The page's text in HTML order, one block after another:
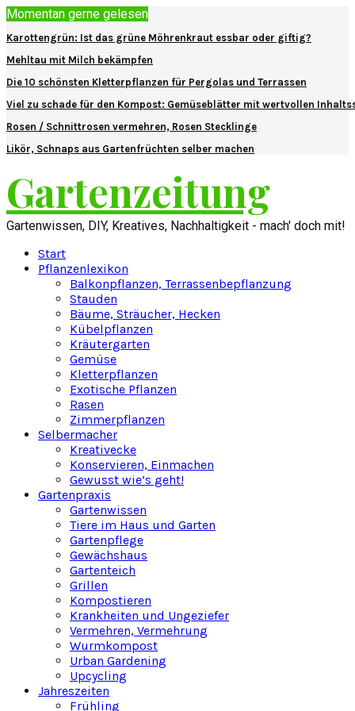
Momentan gerne gelesen
Karottengrün: Ist das grüne Möhrenkraut essbar oder giftig?
Mehltau mit Milch bekämpfen
Die 10 schönsten Kletterpflanzen für Pergolas und Terrassen
Viel zu schade für den Kompost: Gemüseblätter mit wertvollen
Rosen / Schnittrosen vermehren, Rosen Stecklinge
Likör, Schnaps aus Gartenfrüchten selber machen
Gartenzeitung
Gartenwissen, DIY, Kreatives, Nachhaltigkeit - mach' doch mit!
Start
Pflanzenlexikon
Balkonpflanzen, Terrassenbepflanzung
Stauden
Bäume, Sträucher, Hecken
Kübelpflanzen
Kräutergarten
Gemüse
Kletterpflanzen
Exotische Pflanzen
Rasen
Zimmerpflanzen
Selbermacher
Kreativecke
Konservieren, Einmachen
Gewusst wie’s geht!
Gartenpraxis
Gartenwissen
Tiere im Haus und Garten
Gartenpflege
Gewächshaus
Gartenteich
Grillen
Kompostieren
Krankheiten und Ungeziefer
Vermehren, Vermehrung
Wurmkompost
Urban Gardening
Upcycling
Jahreszeiten
Frühling